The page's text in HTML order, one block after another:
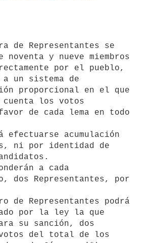
noventa y nueve miembros
por el pueblo,
un sistema de
proporcional en el que
cuenta los votos
de cada lema en todo
ni por identidad de
dos Representantes, por
por la ley la que
su sanción, dos
del total de los